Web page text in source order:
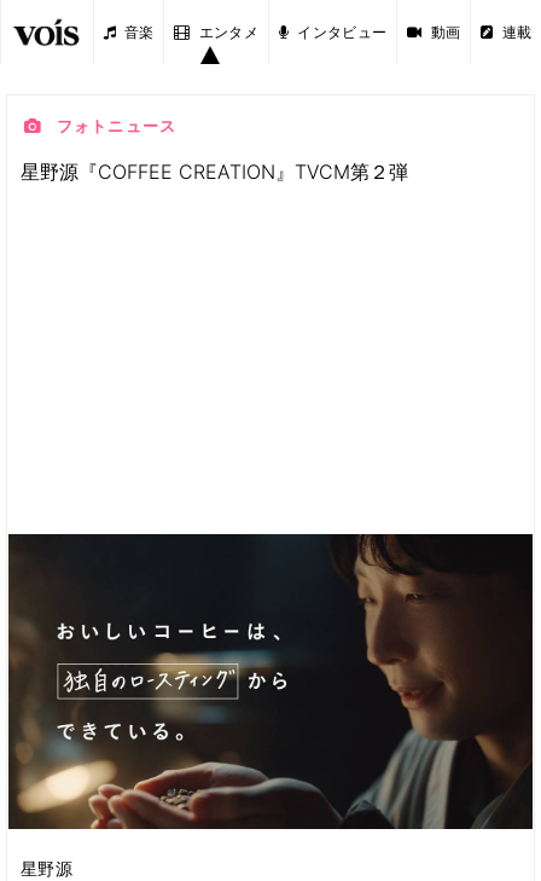
音楽 エンタメ インタビュー 動画 連載
フォトニュース
星野源『COFFEE CREATION』TVCM第２弾
星野源